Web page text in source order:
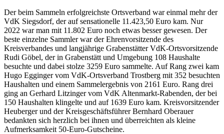
Der beim Sammeln erfolgreichste Ortsverband war einmal mehr der
VdK Siegsdorf, der auf sensationelle 11.423,50 Euro kam. Nur
2022 war man mit 11.802 Euro noch etwas besser gewesen. Der
beste einzelne Sammler war der Ehrenvorsitzende des
Kreisverbandes und langjährige Grabenstätter VdK-Ortsvorsitzende
Rudi Göbel, der in Grabenstätt und Umgebung 108 Haushalte
besuchte und dabei stolze 3259 Euro sammelte. Auf Rang zwei kam
Hugo Egginger vom VdK-Ortsverband Trostberg mit 352 besuchten
Haushalten und einem Sammelergebnis von 2161 Euro. Rang drei
ging an Gerhard Litzinger vom VdK Altenmarkt-Rabenden, der bei
150 Haushalten klingelte und auf 1639 Euro kam. Kreisvorsitzender
Heuberger und der Kreisgeschäftsführer Bernhard Oberauer
bedankten sich herzlich bei ihnen und überreichten als kleine
Aufmerksamkeit 50-Euro-Gutscheine.